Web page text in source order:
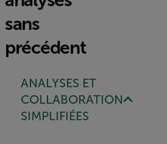
sans
précédent
ANALYSES ET
COLLABORATION
SIMPLIFIÉES